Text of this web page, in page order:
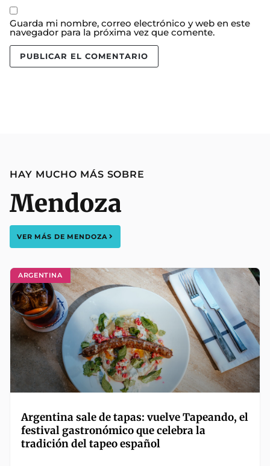
Guarda mi nombre, correo electrónico y web en este
navegador para la próxima vez que comente.
HAY MUCHO MÁS SOBRE
Mendoza
VER MÁS DE MENDOZA
ARGENTINA
Argentina sale de tapas: vuelve Tapeando, el
festival gastronómico que celebra la
tradición del tapeo español